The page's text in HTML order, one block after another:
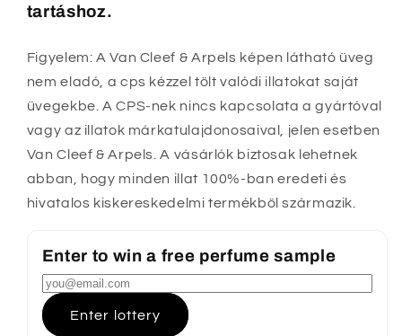
tartáshoz.
Figyelem: A Van Cleef & Arpels képen látható üveg
nem eladó, a cps kézzel tölt valódi illatokat saját
üvegekbe. A CPS-nek nincs kapcsolata a gyártóval
vagy az illatok márkatulajdonosaival, jelen esetben
Van Cleef & Arpels. A vásárlók biztosak lehetnek
abban, hogy minden illat 100%-ban eredeti és
hivatalos kiskereskedelmi termékből származik.
Enter to win a free perfume sample
Enter lottery